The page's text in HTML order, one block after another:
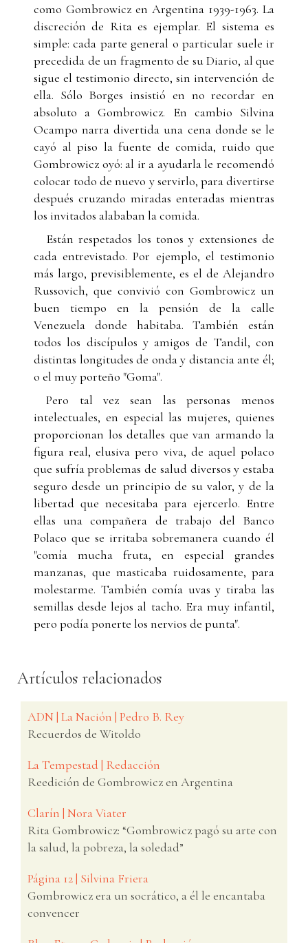
como Gombrowicz en Argentina 1939-1963. La
discreción de Rita es ejemplar. El sistema es
simple: cada parte general o particular suele ir
precedida de un fragmento de su Diario, al que
sigue el testimonio directo, sin intervención de
ella. Sólo Borges insistió en no recordar en
absoluto a Gombrowicz. En cambio Silvina
Ocampo narra divertida una cena donde se le
cayó al piso la fuente de comida, ruido que
Gombrowicz oyó: al ir a ayudarla le recomendó
colocar todo de nuevo y servirlo, para divertirse
después cruzando miradas enteradas mientras
los invitados alababan la comida.
Están respetados los tonos y extensiones de
cada entrevistado. Por ejemplo, el testimonio
más largo, previsiblemente, es el de Alejandro
Russovich, que convivió con Gombrowicz un
buen tiempo en la pensión de la calle
Venezuela donde habitaba. También están
todos los discípulos y amigos de Tandil, con
distintas longitudes de onda y distancia ante él;
o el muy porteño "Goma".
Pero tal vez sean las personas menos
intelectuales, en especial las mujeres, quienes
proporcionan los detalles que van armando la
figura real, elusiva pero viva, de aquel polaco
que sufría problemas de salud diversos y estaba
seguro desde un principio de su valor, y de la
libertad que necesitaba para ejercerlo. Entre
ellas una compañera de trabajo del Banco
Polaco que se irritaba sobremanera cuando él
"comía mucha fruta, en especial grandes
manzanas, que masticaba ruidosamente, para
molestarme. También comía uvas y tiraba las
semillas desde lejos al tacho. Era muy infantil,
pero podía ponerte los nervios de punta".
Artículos relacionados
ADN | La Nación | Pedro B. Rey
Recuerdos de Witoldo
La Tempestad | Redacción
Reedición de Gombrowicz en Argentina
Clarín | Nora Viater
Rita Gombrowicz: “Gombrowicz pagó su arte con
la salud, la pobreza, la soledad”
Página 12 | Silvina Friera
Gombrowicz era un socrático, a él le encantaba
convencer